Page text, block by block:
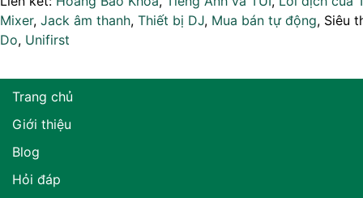
Mixer, Jack âm thanh, Thiết bị DJ, Mua bán tự động, Siêu
Do, Unifirst
Trang chủ
Giới thiệu
Blog
Hỏi đáp